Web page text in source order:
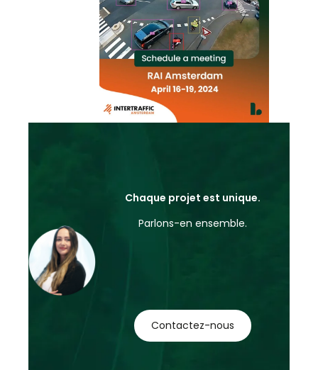
Chaque projet est unique.
Parlons-en ensemble.
Contactez-nous